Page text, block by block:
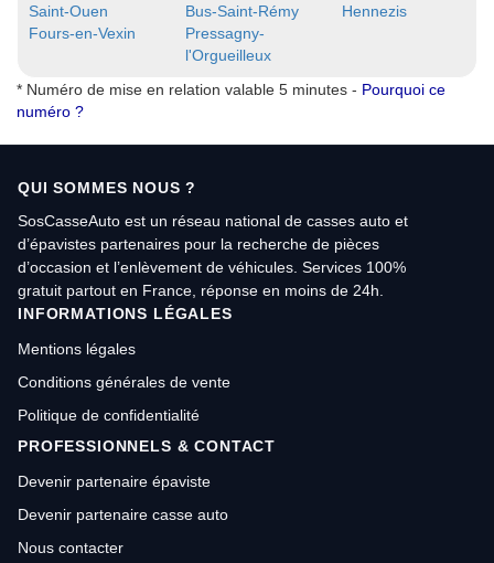
Saint-Ouen
Bus-Saint-Rémy
Hennezis
Fours-en-Vexin
Pressagny-
l'Orgueilleux
* Numéro de mise en relation valable 5 minutes - Pourquoi ce
numéro ?
QUI SOMMES NOUS ?
SosCasseAuto est un réseau national de casses auto et
d’épavistes partenaires pour la recherche de pièces
d’occasion et l’enlèvement de véhicules. Services 100%
gratuit partout en France, réponse en moins de 24h.
INFORMATIONS LÉGALES
Mentions légales
Conditions générales de vente
Politique de confidentialité
PROFESSIONNELS & CONTACT
Devenir partenaire épaviste
Devenir partenaire casse auto
Nous contacter